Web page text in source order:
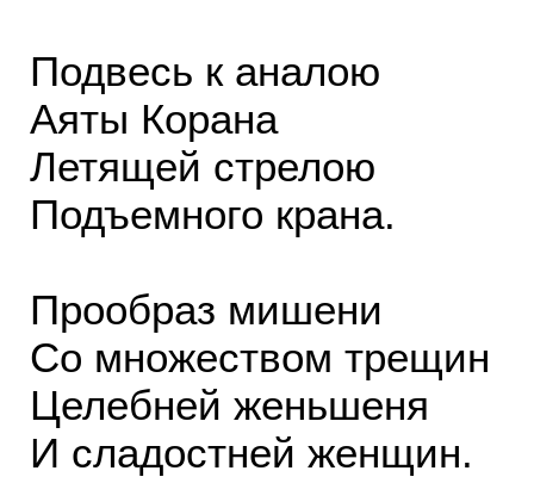
Подвесь к аналою
Аяты Корана
Летящей стрелою
Подъемного крана.
Прообраз мишени
Со множеством трещин
Целебней женьшеня
И сладостней женщин.